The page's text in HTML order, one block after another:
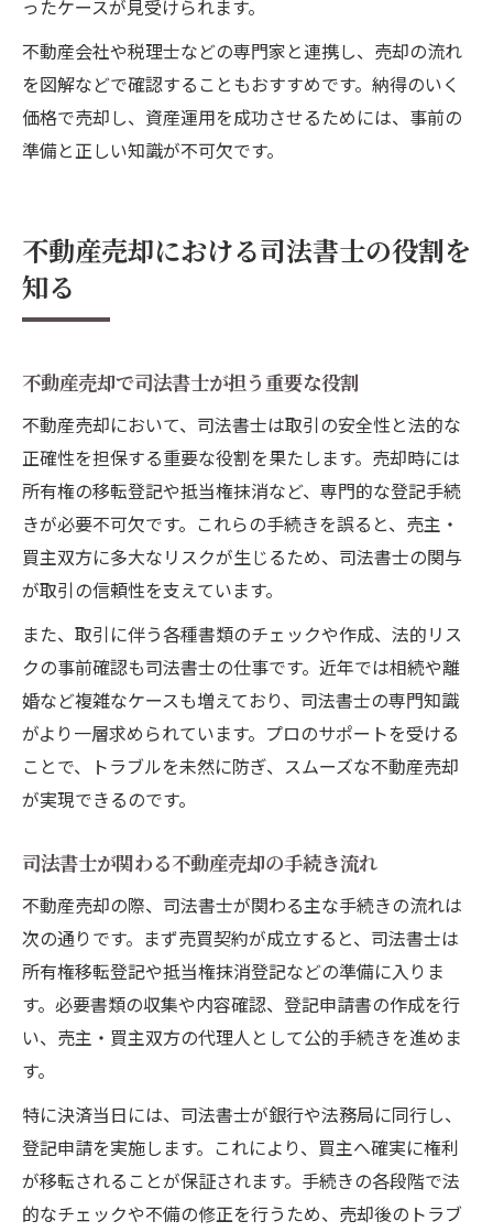
ったケースが見受けられます。
不動産会社や税理士などの専門家と連携し、売却の流れ
を図解などで確認することもおすすめです。納得のいく
価格で売却し、資産運用を成功させるためには、事前の
準備と正しい知識が不可欠です。
不動産売却における司法書士の役割を
知る
不動産売却で司法書士が担う重要な役割
不動産売却において、司法書士は取引の安全性と法的な
正確性を担保する重要な役割を果たします。売却時には
所有権の移転登記や抵当権抹消など、専門的な登記手続
きが必要不可欠です。これらの手続きを誤ると、売主・
買主双方に多大なリスクが生じるため、司法書士の関与
が取引の信頼性を支えています。
また、取引に伴う各種書類のチェックや作成、法的リス
クの事前確認も司法書士の仕事です。近年では相続や離
婚など複雑なケースも増えており、司法書士の専門知識
がより一層求められています。プロのサポートを受ける
ことで、トラブルを未然に防ぎ、スムーズな不動産売却
が実現できるのです。
司法書士が関わる不動産売却の手続き流れ
不動産売却の際、司法書士が関わる主な手続きの流れは
次の通りです。まず売買契約が成立すると、司法書士は
所有権移転登記や抵当権抹消登記などの準備に入りま
す。必要書類の収集や内容確認、登記申請書の作成を行
い、売主・買主双方の代理人として公的手続きを進めま
す。
特に決済当日には、司法書士が銀行や法務局に同行し、
登記申請を実施します。これにより、買主へ確実に権利
が移転されることが保証されます。手続きの各段階で法
的なチェックや不備の修正を行うため、売却後のトラブ